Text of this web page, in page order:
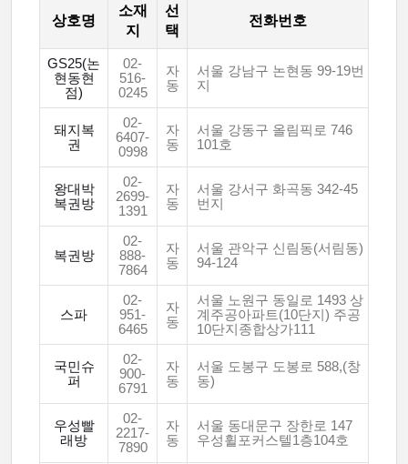
상호명
소재
지
선
택
전화번호
GS25(논
현동현
점)
02-
516-
0245
자
동
서울 강남구 논현동 99-19번
지
돼지복
권
02-
6407-
0998
자
동
서울 강동구 올림픽로 746
101호
왕대박
복권방
02-
2699-
1391
자
동
서울 강서구 화곡동 342-45
번지
복권방
02-
888-
7864
자
동
서울 관악구 신림동(서림동)
94-124
스파
02-
951-
6465
자
동
서울 노원구 동일로 1493 상
계주공아파트(10단지) 주공
10단지종합상가111
국민슈
퍼
02-
900-
6791
자
동
서울 도봉구 도봉로 588,(창
동)
우성빨
래방
02-
2217-
7890
자
동
서울 동대문구 장한로 147
우성휠포커스텔1층104호